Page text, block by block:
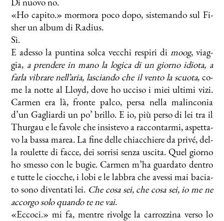
«Ho ca­pi­to.» mor­mo­ra po­co do­po, si­ste­man­do sul Fi­
sher un al­bum di Ra­dius.
Sì.
E ades­so la pun­ti­na sol­ca vec­chi re­spi­ri di moog, viag­
gia, a pren­de­re in ma­no la lo­gi­ca di un gior­no idio­ta, a
far­la vi­bra­re nell’aria, la­scian­do che il ven­to la scuo­ta, co­
me la not­te al Lloyd, do­ve ho uc­ci­so i miei ul­ti­mi vi­zi.
Car­men era là, fron­te pal­co, per­sa nel­la ma­lin­co­nia
d’un Ga­gliar­di un po’ bril­lo. E io, più per­so di lei tra il
Thur­gau e le fa­vo­le che in­si­ste­vo a rac­con­tar­mi, aspet­ta­
vo la bas­sa ma­rea. La fi­ne del­le chiac­chie­re da pri­vé, del­
la rou­let­te di fac­ce, dei sor­ri­si sen­za usci­ta. Quel gior­no
ho smes­so con le bu­gie. Car­men m’ha guar­da­to den­tro
e tut­te le cioc­che, i lo­bi e le lab­bra che aves­si mai ba­cia­
to so­no di­ven­ta­ti lei. Che co­sa sei, che co­sa sei, io me ne
ac­cor­go so­lo quan­do te ne vai.
«Ec­co­ci.» mi fa, men­tre ri­vol­ge la car­roz­zi­na ver­so lo